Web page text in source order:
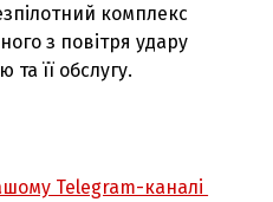
комплекс
з повітря удару
її обслугу.
Telegram-каналі